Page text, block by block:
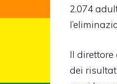
2.074
Il direttore
dei